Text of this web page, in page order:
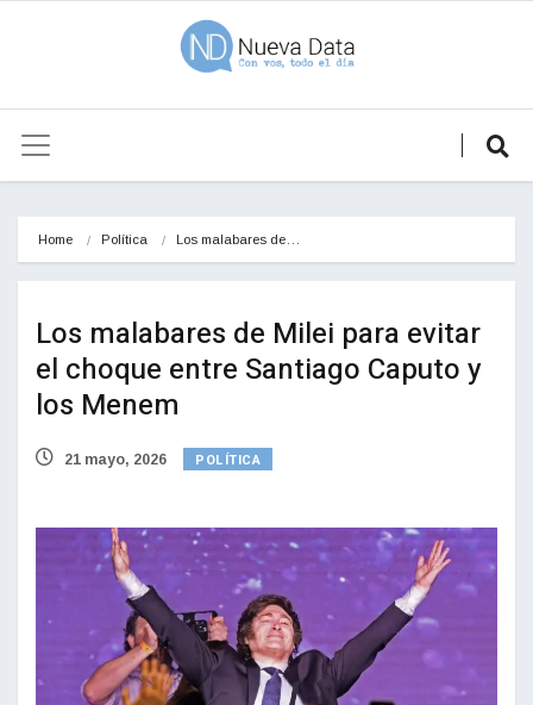
Home Política Los malabares de…
Los malabares de Milei para evitar
el choque entre Santiago Caputo y
los Menem
21 mayo, 2026 POLÍTICA